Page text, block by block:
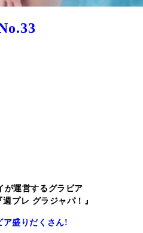
が運営するグラビア
プレ グラジャパ！』
ア盛りだくさん!